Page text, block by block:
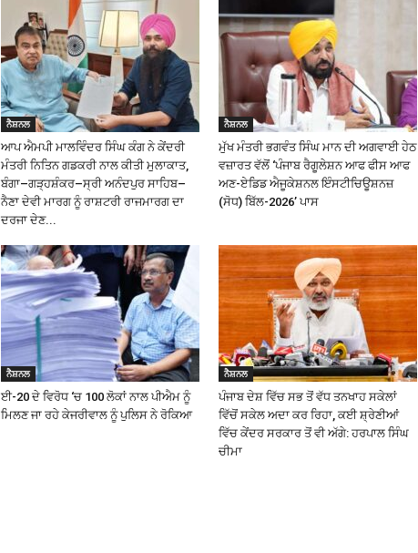
ਨੈਸ਼ਨਲ
ਆਪ ਐਮਪੀ ਮਾਲਵਿੰਦਰ ਸਿੰਘ ਕੰਗ ਨੇ ਕੇਂਦਰੀ
ਮੰਤਰੀ ਨਿਤਿਨ ਗਡਕਰੀ ਨਾਲ ਕੀਤੀ ਮੁਲਾਕਾਤ,
ਬੰਗਾ–ਗੜ੍ਹਸ਼ੰਕਰ–ਸ੍ਰੀ ਅਨੰਦਪੁਰ ਸਾਹਿਬ–
ਨੈਣਾ ਦੇਵੀ ਮਾਰਗ ਨੂੰ ਰਾਸ਼ਟਰੀ ਰਾਜਮਾਰਗ ਦਾ
ਦਰਜਾ ਦੇਣ...
ਨੈਸ਼ਨਲ
ਮੁੱਖ ਮੰਤਰੀ ਭਗਵੰਤ ਸਿੰਘ ਮਾਨ ਦੀ ਅਗਵਾਈ ਹੇਠ
ਵਜ਼ਾਰਤ ਵੱਲੋਂ ‘ਪੰਜਾਬ ਰੈਗੂਲੇਸ਼ਨ ਆਫ ਫੀਸ ਆਫ
ਅਣ-ਏਡਿਡ ਐਜੂਕੇਸ਼ਨਲ ਇੰਸਟੀਚਿਊਸ਼ਨਜ਼
(ਸੋਧ) ਬਿੱਲ-2026’ ਪਾਸ
ਨੈਸ਼ਨਲ
ਈ-20 ਦੇ ਵਿਰੋਧ ‘ਚ 100 ਲੋਕਾਂ ਨਾਲ ਪੀਐਮ ਨੂੰ
ਮਿਲਣ ਜਾ ਰਹੇ ਕੇਜਰੀਵਾਲ ਨੂੰ ਪੁਲਿਸ ਨੇ ਰੋਕਿਆ
ਨੈਸ਼ਨਲ
ਪੰਜਾਬ ਦੇਸ਼ ਵਿੱਚ ਸਭ ਤੋਂ ਵੱਧ ਤਨਖਾਹ ਸਕੇਲਾਂ
ਵਿੱਚੋਂ ਸਕੇਲ ਅਦਾ ਕਰ ਰਿਹਾ, ਕਈ ਸ਼੍ਰੇਣੀਆਂ
ਵਿੱਚ ਕੇਂਦਰ ਸਰਕਾਰ ਤੋਂ ਵੀ ਅੱਗੇ: ਹਰਪਾਲ ਸਿੰਘ
ਚੀਮਾ